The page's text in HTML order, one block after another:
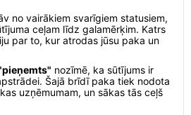
no vairākiem svarīgiem statusiem,
ceļam līdz galamērķim. Katrs
par to, kur atrodas jūsu paka un
nozīmē, ka sūtījums ir
Šajā brīdī paka tiek nodota
uzņēmumam, un sākas tās ceļš